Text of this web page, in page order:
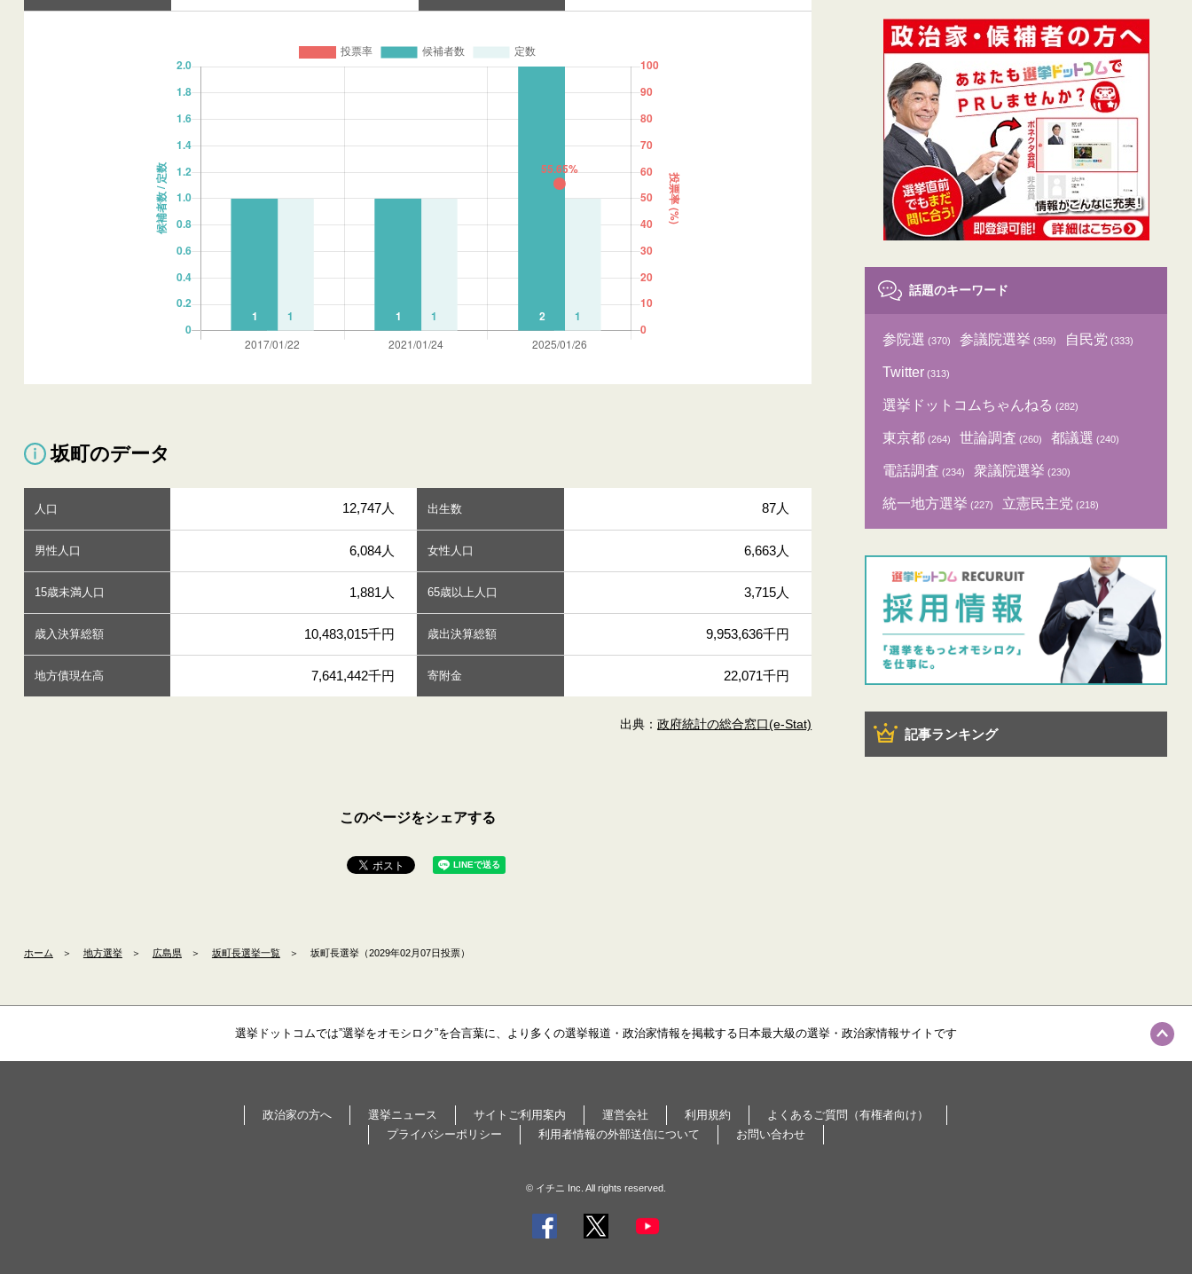
坂町のデータ
人口 12,747人 出生数 87人
男性人口 6,084人 女性人口 6,663人
15歳未満人口 1,881人 65歳以上人口 3,715人
歳入決算総額 10,483,015千円 歳出決算総額 9,953,636千円
地方債現在高 7,641,442千円 寄附金 22,071千円
出典：政府統計の総合窓口(e-Stat)
このページをシェアする
話題のキーワード
参院選 (370) 参議院選挙 (359) 自民党 (333)
Twitter (313)
選挙ドットコムちゃんねる (282)
東京都 (264) 世論調査 (260) 都議選 (240)
電話調査 (234) 衆議院選挙 (230)
統一地方選挙 (227) 立憲民主党 (218)
記事ランキング
ホーム ＞ 地方選挙 ＞ 広島県 ＞ 坂町長選挙一覧 ＞ 坂町長選挙（2029年02月07日投票）
選挙ドットコムでは”選挙をオモシロク”を合言葉に、より多くの選挙報道・政治家情報を掲載する日本最大級の選挙・政治家情報サイトです
政治家の方へ 選挙ニュース サイトご利用案内 運営会社 利用規約
よくあるご質問（有権者向け）
プライバシーポリシー
利用者情報の外部送信について お問い合わせ
© イチニ Inc. All rights reserved.